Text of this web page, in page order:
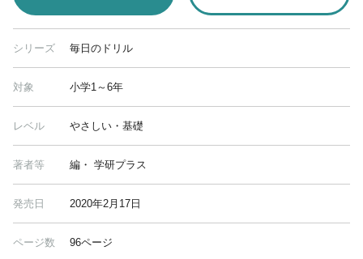
シリーズ 毎日のドリル
対象 小学1～6年
レベル やさしい・基礎
著者等 編・ 学研プラス
発売日 2020年2月17日
ページ数 96ページ